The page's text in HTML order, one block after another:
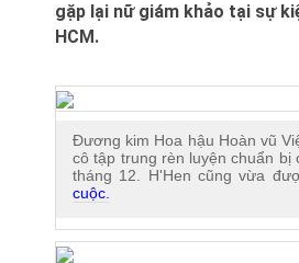
gặp lại nữ giám khảo tại sự
HCM.
Đương kim Hoa hậu Hoàn vũ
cô tập trung rèn luyện chuẩn bị
tháng 12. H'Hen cũng vừa
cuộc.